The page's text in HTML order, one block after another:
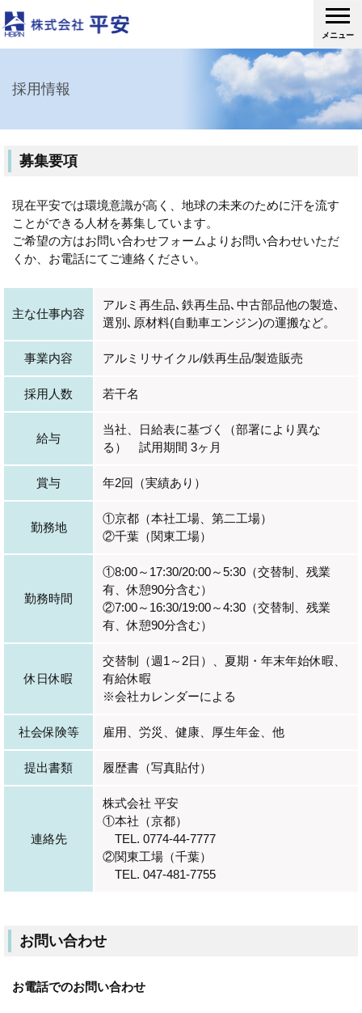
メニュー
採用情報
募集要項
現在平安では環境意識が高く、地球の未来のために汗を流す
ことができる人材を募集しています。
ご希望の方はお問い合わせフォームよりお問い合わせいただ
くか、お電話にてご連絡ください。
主な仕事内容
アルミ再生品､鉄再生品､中古部品他の製造､
選別､原材料(自動車エンジン)の運搬など。
事業内容 アルミリサイクル/鉄再生品/製造販売
採用人数 若干名
給与
当社、日給表に基づく（部署により異な
る） 試用期間 3ヶ月
賞与 年2回（実績あり）
勤務地
①京都（本社工場、第二工場）
②千葉（関東工場）
勤務時間
①8:00～17:30/20:00～5:30（交替制、残業
有、休憩90分含む）
②7:00～16:30/19:00～4:30（交替制、残業
有、休憩90分含む）
休日休暇
交替制（週1～2日）、夏期・年末年始休暇、
有給休暇
※会社カレンダーによる
社会保険等 雇用、労災、健康、厚生年金、他
提出書類 履歴書（写真貼付）
連絡先
株式会社 平安
①本社（京都）
TEL. 0774-44-7777
②関東工場（千葉）
TEL. 047-481-7755
お問い合わせ
お電話でのお問い合わせ